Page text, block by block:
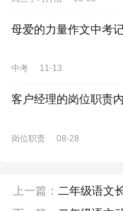
母爱的力量作文中考
中考 11-13
客户经理的岗位职责
岗位职责 08-28
上一篇： 二年级语文